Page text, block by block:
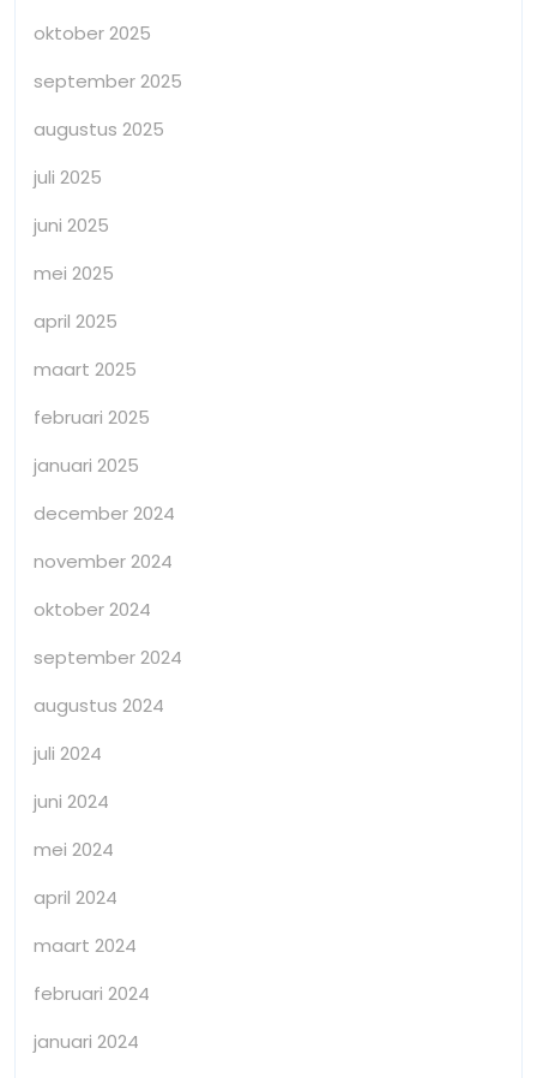
oktober 2025
september 2025
augustus 2025
juli 2025
juni 2025
mei 2025
april 2025
maart 2025
februari 2025
januari 2025
december 2024
november 2024
oktober 2024
september 2024
augustus 2024
juli 2024
juni 2024
mei 2024
april 2024
maart 2024
februari 2024
januari 2024